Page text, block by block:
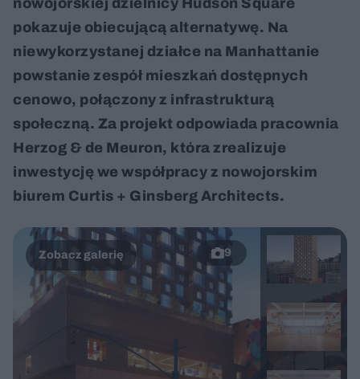
nowojorskiej dzielnicy Hudson Square
pokazuje obiecującą alternatywę. Na
niewykorzystanej działce na Manhattanie
powstanie zespół mieszkań dostępnych
cenowo, połączony z infrastrukturą
społeczną. Za projekt odpowiada pracownia
Herzog & de Meuron, która zrealizuje
inwestycję we współpracy z nowojorskim
biurem Curtis + Ginsberg Architects.
9